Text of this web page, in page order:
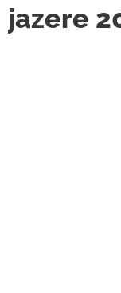
jazere